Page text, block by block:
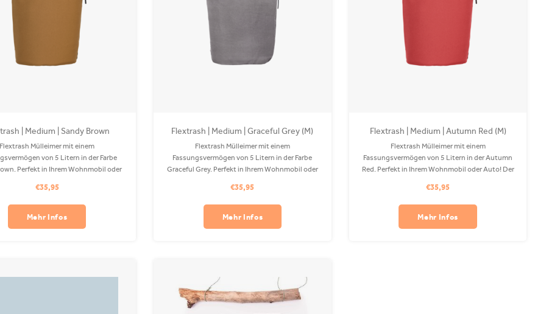
| Medium | Sandy Brown
Flextrash Mülleimer mit einem
von 5 Litern in der Farbe
Perfekt in Ihrem Wohnmobil oder
ist in Ihrer Waschmaschine waschbar.
Clips sind separat erhältlich.
€35,95
Mehr Infos
Flextrash | Medium | Graceful Grey (M)
Flextrash Mülleimer mit einem
Fassungsvermögen von 5 Litern in der Farbe
Graceful Grey. Perfekt in Ihrem Wohnmobil oder
PET und ist in Ihrer Waschmaschine waschbar.
Clips sind separat erhältlich.
€35,95
Mehr Infos
Flextrash | Medium | Autumn Red (M)
Flextrash Mülleimer mit einem
Fassungsvermögen von 5 Litern in der Autumn
Red. Perfekt in Ihrem Wohnmobil oder Auto! Der
Ihrer Waschmaschine waschbar. Clips sind
separat erhältlich.
€35,95
Mehr Infos